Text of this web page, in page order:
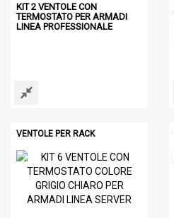
KIT 2 VENTOLE CON
TERMOSTATO PER ARMADI
LINEA PROFESSIONALE
VENTOLE PER RACK